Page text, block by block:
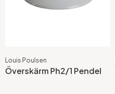
Louis Poulsen
Överskärm Ph2/1 Pendel